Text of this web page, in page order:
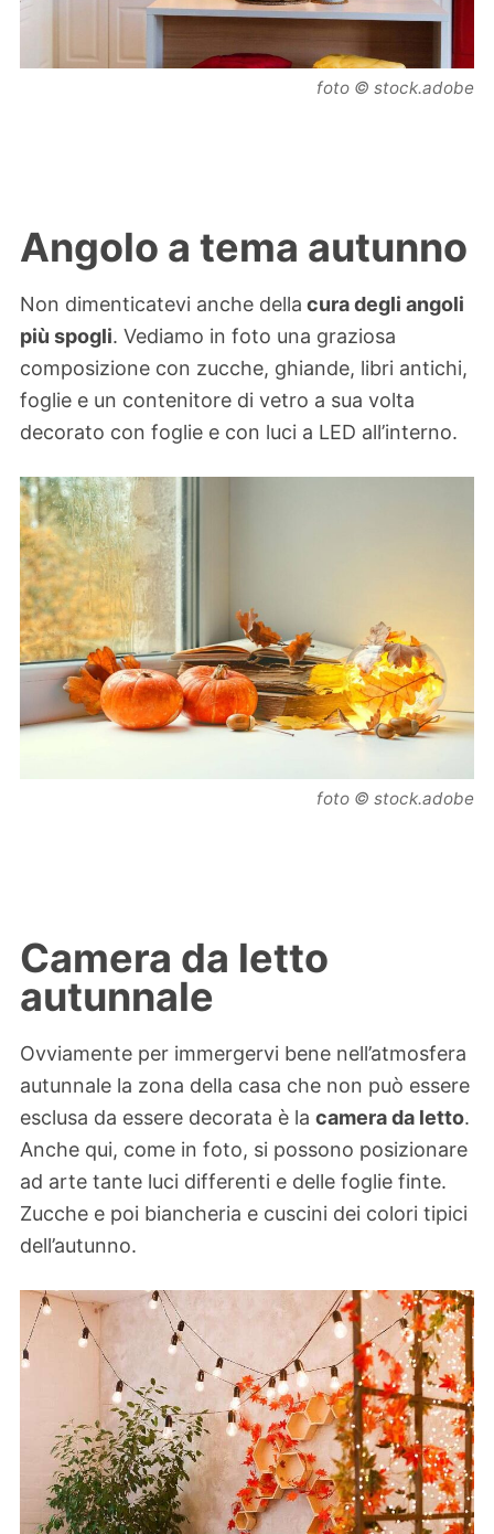
foto © stock.adobe
Angolo a tema autunno
Non dimenticatevi anche della cura degli angoli
più spogli. Vediamo in foto una graziosa
composizione con zucche, ghiande, libri antichi,
foglie e un contenitore di vetro a sua volta
decorato con foglie e con luci a LED all’interno.
foto © stock.adobe
Camera da letto
autunnale
Ovviamente per immergervi bene nell’atmosfera
autunnale la zona della casa che non può essere
esclusa da essere decorata è la camera da letto.
Anche qui, come in foto, si possono posizionare
ad arte tante luci differenti e delle foglie finte.
Zucche e poi biancheria e cuscini dei colori tipici
dell’autunno.